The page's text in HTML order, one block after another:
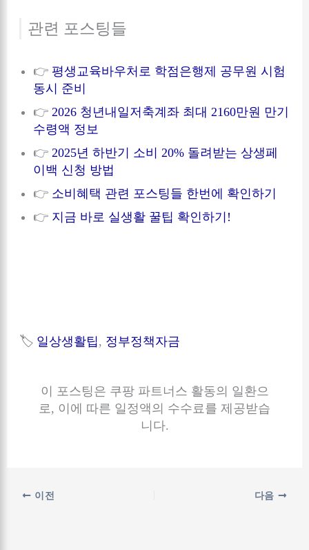
관련 포스팅들
👉 평생교육바우처로 학점은행제 공무원 시험
동시 준비
👉 2026 청년내일저축계좌 최대 2160만원 만기
수령액 정보
👉 2025년 하반기 소비 20% 돌려받는 상생페
이백 신청 방법
👉 소비혜택 관련 포스팅들 한번에 확인하기
👉 지금 바로 실생활 꿀팁 확인하기!
🏷 일상생활팁 , 정부정책자금
이 포스팅은 쿠팡 파트너스 활동의 일환으
로, 이에 따른 일정액의 수수료를 제공받습
니다.
이전 다음